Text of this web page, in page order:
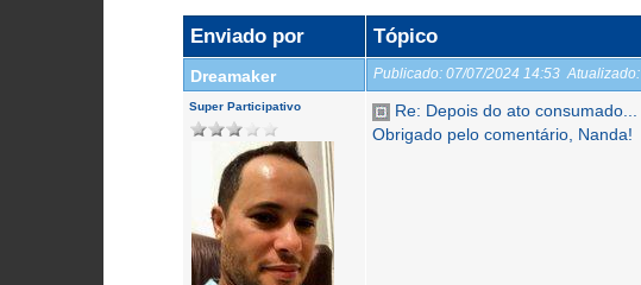
Enviado por Tópico
Dreamaker Publicado: 07/07/2024 14:53 Atualizado:
Super Participativo
Re: Depois do ato consumado...
Obrigado pelo comentário, Nanda!